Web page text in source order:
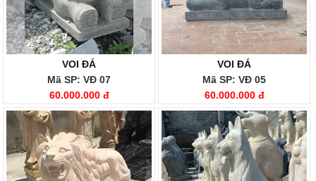
VOI ĐÁ
Mã SP: VĐ 07
60.000.000 đ
VOI ĐÁ
Mã SP: VĐ 05
60.000.000 đ